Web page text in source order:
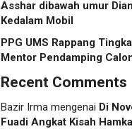
Asshar dibawah umur
Kedalam Mobil
PPG UMS Rappang
Mentor Pendamping
Recent Comments
Bazir Irma mengenai Di
Fuadi Angkat Kisah